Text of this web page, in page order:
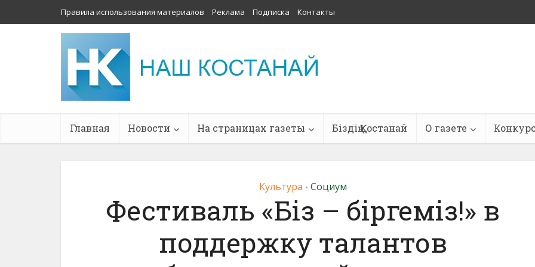
Правила использования материалов Реклама Подписка Контакты
Главная Новости На страницах газеты Біздің Қостанай О газете
Культура • Социум
Фестиваль «Біз – біргеміз!» в
поддержку талантов